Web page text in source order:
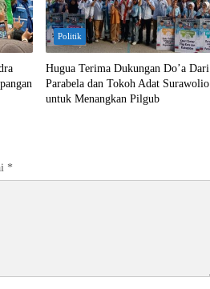
Politik
Hugua Terima Dukungan Do’a Dari
Parabela dan Tokoh Adat Surawolio
untuk Menangkan Pilgub
*